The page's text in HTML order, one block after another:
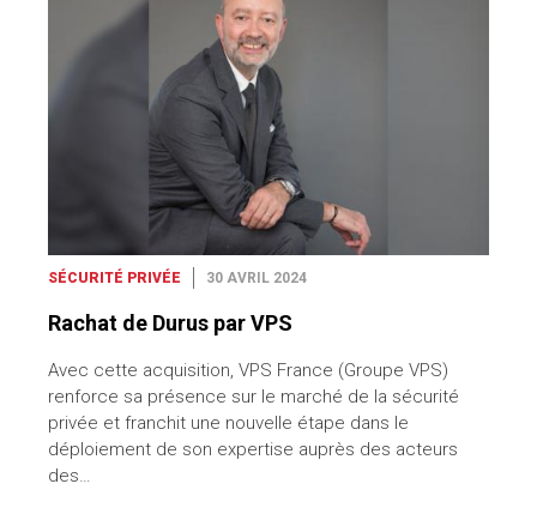
SÉCURITÉ PRIVÉE 30 AVRIL 2024
Rachat de Durus par VPS
Avec cette acquisition, VPS France (Groupe VPS)
renforce sa présence sur le marché de la sécurité
privée et franchit une nouvelle étape dans le
déploiement de son expertise auprès des acteurs
des…